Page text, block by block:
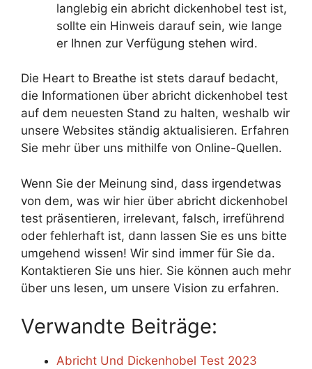
langlebig ein abricht dickenhobel test ist,
sollte ein Hinweis darauf sein, wie lange
er Ihnen zur Verfügung stehen wird.
Die Heart to Breathe ist stets darauf bedacht,
die Informationen über abricht dickenhobel test
auf dem neuesten Stand zu halten, weshalb wir
unsere Websites ständig aktualisieren. Erfahren
Sie mehr über uns mithilfe von Online-Quellen.
Wenn Sie der Meinung sind, dass irgendetwas
von dem, was wir hier über abricht dickenhobel
test präsentieren, irrelevant, falsch, irreführend
oder fehlerhaft ist, dann lassen Sie es uns bitte
umgehend wissen! Wir sind immer für Sie da.
Kontaktieren Sie uns hier. Sie können auch mehr
über uns lesen, um unsere Vision zu erfahren.
Verwandte Beiträge:
Abricht Und Dickenhobel Test 2023